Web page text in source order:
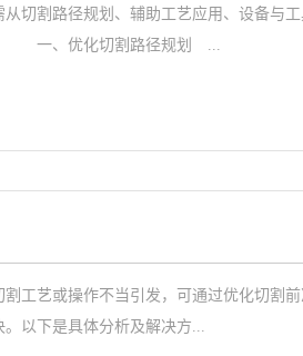
割路径规划、辅助工艺应用、设备与工
： 一、优化切割路径规划 ...
艺或操作不当引发，可通过优化切割前
以下是具体分析及解决方...